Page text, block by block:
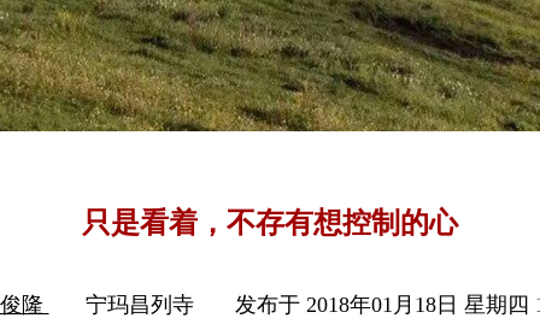
只是看着，不存有想控制的心
隆 宁玛昌列寺 发布于 2018年01月18日 星期四